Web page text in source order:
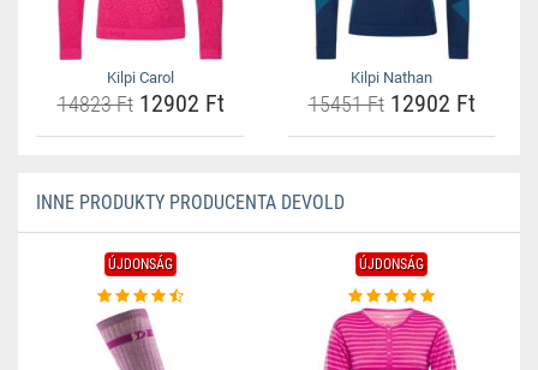
Kilpi Carol
14823 Ft12902 Ft
Kilpi Nathan
15451 Ft12902 Ft
INNE PRODUKTY PRODUCENTA DEVOLD
ÚJDONSÁG ÚJDONSÁG